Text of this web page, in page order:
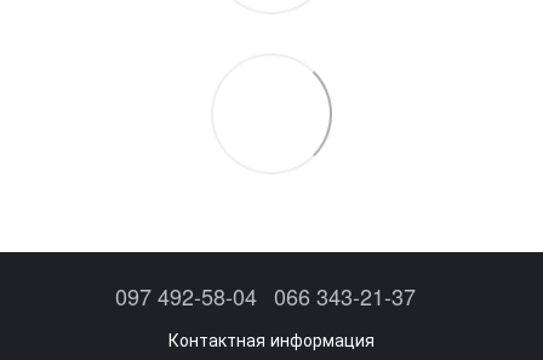
097 492-58-04 066 343-21-37
Контактная информация